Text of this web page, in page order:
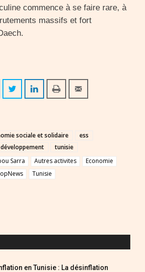
commence à se faire rare, à
massifs et fort
sociale et solidaire
ess
tunisie
Sarra Autres activites
Economie
Tunisie
en Tunisie : La désinflation